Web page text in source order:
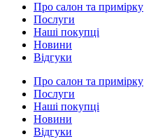
Про салон та примірку
Послуги
Наші покупці
Новини
Відгуки
Про салон та примірку
Послуги
Наші покупці
Новини
Відгуки